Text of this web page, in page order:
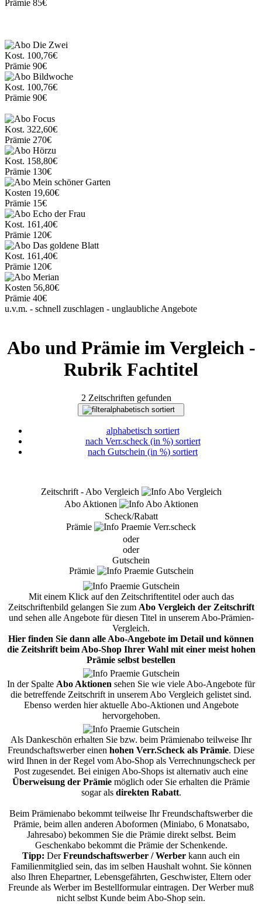
Prämie 85€
Kost. 100,76€
Prämie 90€
Kost. 100,76€
Prämie 90€
Kost. 322,60€
Prämie 270€
Kost. 158,80€
Prämie 130€
Kosten 19,60€
Prämie 15€
Kost. 161,40€
Prämie 120€
Kost. 161,40€
Prämie 120€
Kosten 56,80€
Prämie 40€
u.v.m. - schnell zuschlagen - unglaubliche Angebote
Abo und Prämie im Vergleich -
Rubrik Fachtitel
2 Zeitschriften gefunden
alphabetisch sortiert
alphabetisch sortiert
nach Verr.scheck (in %) sortiert
nach Gutschein (in %) sortiert
Zeitschrift - Abo Vergleich
Abo Aktionen
Scheck/Rabatt
Prämie
oder
oder
Gutschein
Prämie
Mit einem Klick auf den Zeitschriftentitel oder auch das
Zeitschriftenbild gelangen Sie zum Abo Vergleich der Zeitschrift
und sehen alle Angebote für diesen Titel in unserem Abo-Prämien-
Vergleich.
Hier finden Sie dann alle Abo-Angebote im Detail und können
die Zeitshrift beim Abo-Shop Ihrer Wahl mit einer meist hohen
Prämie selbst bestellen
In der Spalte Abo Aktionen sehen Sie wie viele Abo-Angebote für
die betreffende Zeitschrift in unserem Abo Vergleich gelistet sind.
Ebenso werden hier aktuelle Abo-Aktionen und Angebote
hervorgehoben.
Als Dankeschön erhalten Sie bzw. beim Prämienabo teilweise Ihr
Freundschaftswerber einen hohen Verr.Scheck als Prämie. Diese
wird Ihnen in der Regel vom Abo-Shop als Verrechnungscheck per
Post zugesendet. Bei einigen Abo-Shops ist alternativ auch eine
Überweisung der Prämie möglich oder Sie erhalten die Prämie
sogar als direkten Rabatt.
Beim Prämienabo bekommt teilweise Ihr Freundschaftswerber die
Prämie, beim allen anderen Aboformen (Miniabo, 6 Monatsabo,
Jahresabo) bekommen Sie die Prämie direkt selbst. Beim
Geschenkabo bekommt die Prämie der Schenkende.
Tipp: DerFreundschaftswerber / Werber kann auch ein
Familienmitglied sein, das im selben Haushalt wohnt. Sie können
also Ihren Ehepartner, Lebensgefährten, Geschwister, Eltern oder
Freunde als Werber im Bestellformular eintragen. Der Werber muß
nicht selbst Kunde beim Abo-Shop sein.